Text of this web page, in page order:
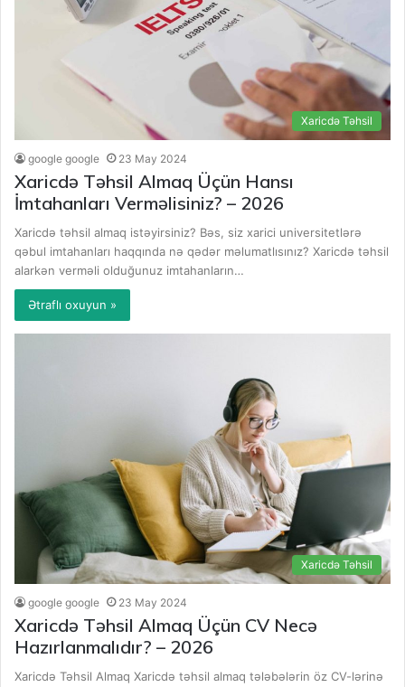
Xaricdə Təhsil
google google 23 May 2024
Xaricdə Təhsil Almaq Üçün Hansı
İmtahanları Verməlisiniz? – 2026
Xaricdə təhsil almaq istəyirsiniz? Bəs, siz xarici universitetlərə
qəbul imtahanları haqqında nə qədər məlumatlısınız? Xaricdə təhsil
alarkən verməli olduğunuz imtahanların…
Ətraflı oxuyun »
Xaricdə Təhsil
google google 23 May 2024
Xaricdə Təhsil Almaq Üçün CV Necə
Hazırlanmalıdır? – 2026
Xaricdə Təhsil Almaq Xaricdə təhsil almaq tələbələrin öz CV-lərinə